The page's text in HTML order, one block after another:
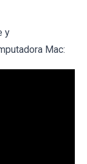
y
Mac: